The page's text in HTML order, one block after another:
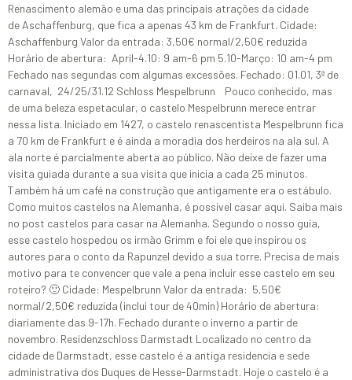
Renascimento alemão e uma das principais atrações da cidade
de Aschaffenburg, que fica a apenas 43 km de Frankfurt. Cidade:
Aschaffenburg Valor da entrada: 3,50€ normal/2,50€ reduzida
Horário de abertura: April-4.10: 9 am-6 pm 5.10-Março: 10 am-4 pm
Fechado nas segundas com algumas excessões. Fechado: 01.01, 3ª de
carnaval, 24/25/31.12 Schloss Mespelbrunn Pouco conhecido, mas
de uma beleza espetacular, o castelo Mespelbrunn merece entrar
nessa lista. Iniciado em 1427, o castelo renascentista Mespelbrunn fica
a 70 km de Frankfurt e é ainda a moradia dos herdeiros na ala sul. A
ala norte é parcialmente aberta ao público. Não deixe de fazer uma
visita guiada durante a sua visita que inicia a cada 25 minutos.
Também há um café na construção que antigamente era o estábulo.
Como muitos castelos na Alemanha, é possível casar aqui. Saiba mais
no post castelos para casar na Alemanha. Segundo o nosso guia,
esse castelo hospedou os irmão Grimm e foi ele que inspirou os
autores para o conto da Rapunzel devido a sua torre. Precisa de mais
motivo para te convencer que vale a pena incluir esse castelo em seu
roteiro? 🙂 Cidade: Mespelbrunn Valor da entrada: 5,50€
normal/2,50€ reduzida (inclui tour de 40min) Horário de abertura:
diariamente das 9-17h. Fechado durante o inverno a partir de
novembro. Residenzschloss Darmstadt Localizado no centro da
cidade de Darmstadt, esse castelo é a antiga residencia e sede
administrativa dos Duques de Hesse-Darmstadt. Hoje o castelo é a